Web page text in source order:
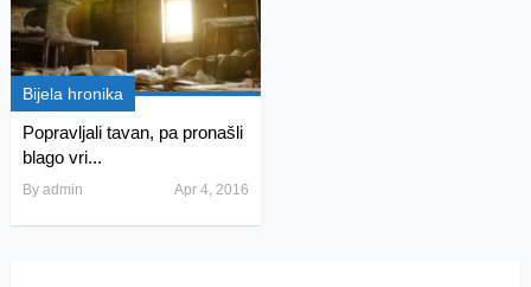
Bijela hronika
Popravljali tavan, pa pronašli
blago vri...
By admin Apr 4, 2016